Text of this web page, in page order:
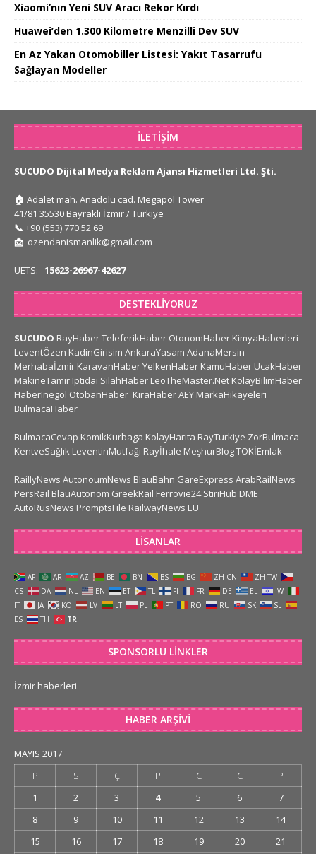
Xiaomi’nın Yeni SUV Aracı Rekor Kırdı
Huawei’den 1.300 Kilometre Menzilli Dev SUV
En Az Yakan Otomobiller Listesi: Yakıt Tasarrufu
Sağlayan Modeller
İLETIŞIM
SUCUDO Dijital Medya Reklam Ajansı Hizmetleri Ltd. Şti.
🏠 Adalet mah. Anadolu cad. Megapol Tower
41/81 35530 Bayraklı İzmir / Türkiye
📞 +90 (553) 770 52 69
📩 ozendanismanlik@gmail.com
UETS: 15623-26967-42627
DESTEKLIYORUZ
SUCUDO RayHaberTeleferikHaber OtonomHaber KimyaHaberleri
LeventÖzen KadinGirisim AnkaraYasam AdanaMersin
Merhabaİzmir KaravanHaberYelkenHaber KamuHaber UcakHaber
MakineTamir Iptidai SilahHaber LeoTheMaster.Net KolayBilimHaber
HaberInegol OtobanHaber KiraHaberAEY MarkaHikayeleri
BulmacaHaber
BulmacaCevap KomikKurbaga KolayHarita RayTurkiye ZorBulmaca
KentveSağlık LeventinMutfağı Rayİhale MeşhurBlogTOKİEmlak
RaillyNews AutonoumNews BlauBahn GareExpress ArabRailNews
PersRail BlauAutonom GreekRail Ferrovie24 StiriHub DME
AutoRusNews PromptsFile RailwayNews EU
LISANLAR
AF AR AZ BE BN BS BG ZH-CN
ZH-TW
CS
DA NL EN ET TL FI FR DE EL
IW
IT
JA KO LV LT PL PT RO RU SK
SL
ES
TH TR
SPONSORLU LINKLER
İzmir haberleri
HABER ARŞIVI
MAYIS 2017
P
S Ç P C C
P
1
2 3 4 5 6
7
8
9 10 11 12 13
14
15
16 17 18 19 20 21